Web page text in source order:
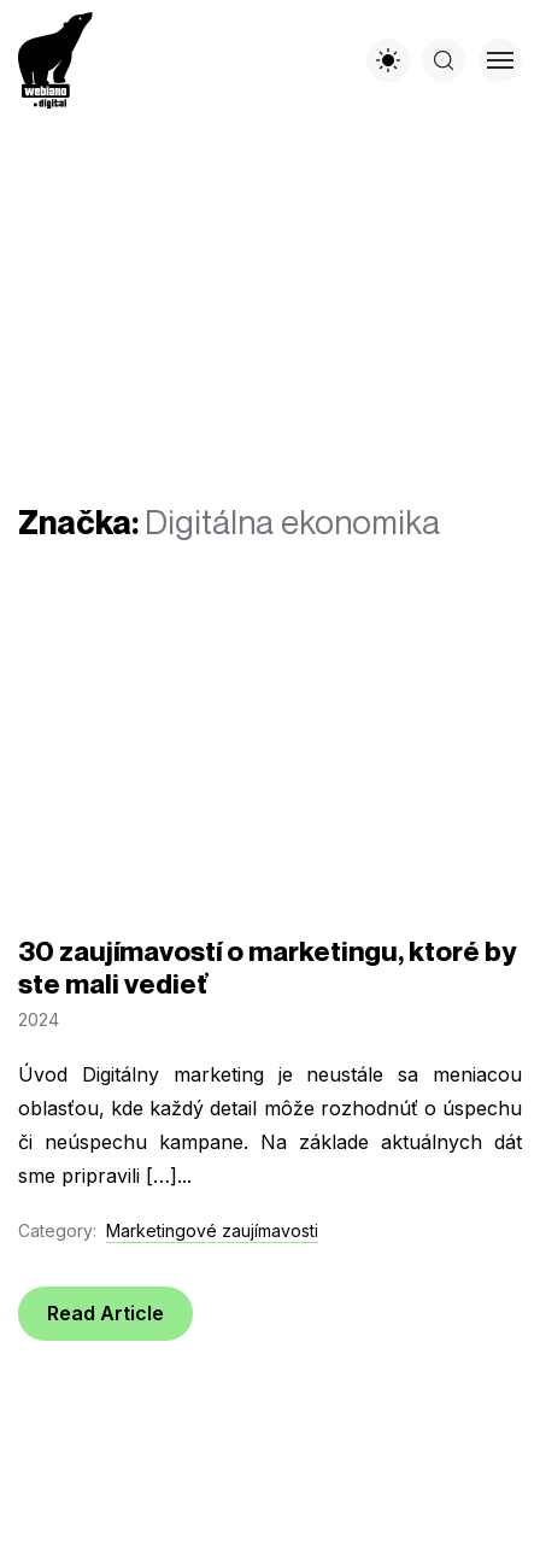
Značka: Digitálna ekonomika
30 zaujímavostí o marketingu, ktoré by
ste mali vedieť
2024
Úvod Digitálny marketing je neustále sa meniacou
oblasťou, kde každý detail môže rozhodnúť o úspechu
či neúspechu kampane. Na základe aktuálnych dát
sme pripravili […]...
Category: Marketingové zaujímavosti
Read Article